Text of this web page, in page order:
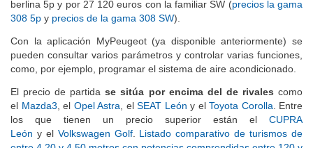
berlina 5p y por 27 120 euros con la familiar SW (precios la gama
308 5p y precios de la gama 308 SW).
El precio de partidase sitúa por encima del de rivales como
el Mazda3 , el Opel Astra , el SEAT León y el Toyota Corolla . Entre
los que tienen un precio superior están el CUPRA
León y el Volkswagen Golf. Listado comparativo de turismos de
Con la aplicación MyPeugeot (ya disponible anteriormente) se
pueden consultar varios parámetros y controlar varias funciones,
como, por ejemplo, programar el sistema de aire acondicionado.